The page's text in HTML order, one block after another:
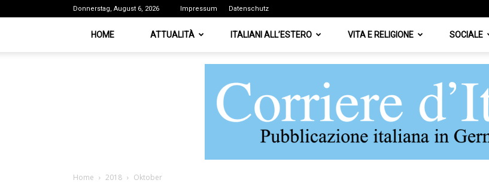
Donnerstag, August 6, 2026 Impressum Datenschutz
HOME ATTUALITÀ ITALIANI ALL’ESTERO VITA E RELIGIONE SOCIALE
Home 2018 Oktober